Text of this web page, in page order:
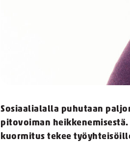
Sosiaalialalla puhutaan
pitovoiman
kuormitus tekee